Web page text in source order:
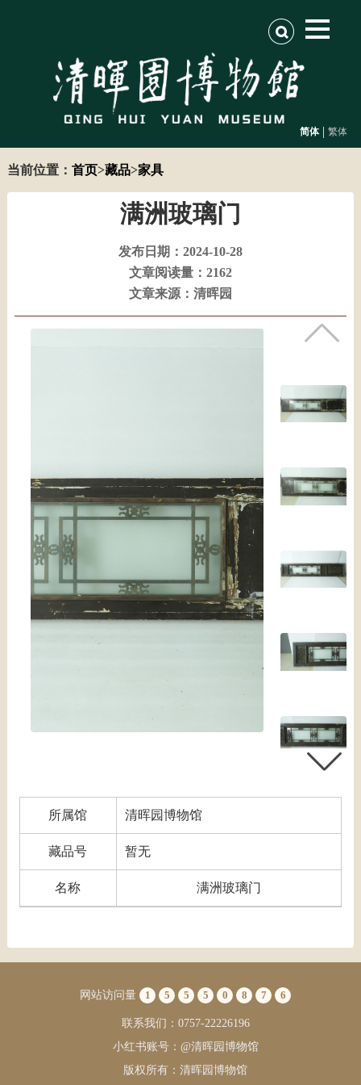
简体 | 繁体
当前位置： 首页>藏品>家具
满洲玻璃门
发布日期：2024-10-28
文章阅读量：2162
文章来源：清晖园
所属馆 清晖园博物馆
藏品号 暂无
名称 满洲玻璃门
网站访问量 1 5 5 5 0 8 7 6
联系我们：0757-22226196
小红书账号：@清晖园博物馆
版权所有：清晖园博物馆